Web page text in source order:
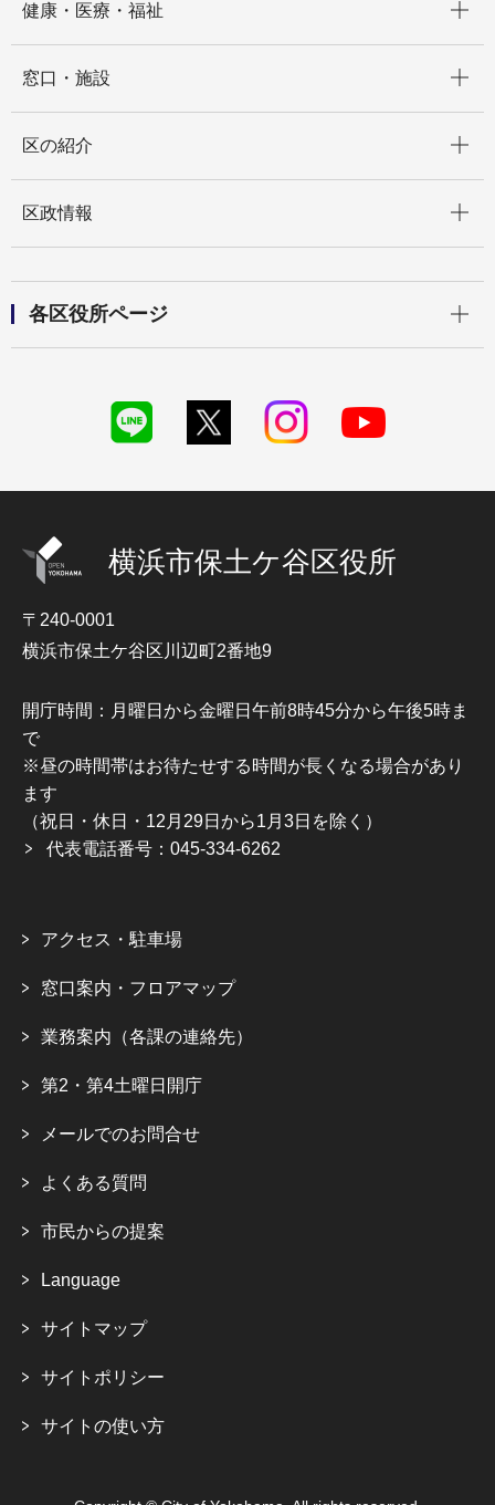
健康・医療・福祉
窓口・施設
区の紹介
区政情報
各区役所ページ
横浜市保土ケ谷区役所
〒240-0001
横浜市保土ケ谷区川辺町2番地9
開庁時間：月曜日から金曜日午前8時45分から午後5時ま
で
※昼の時間帯はお待たせする時間が長くなる場合があり
ます
（祝日・休日・12月29日から1月3日を除く）
代表電話番号：045-334-6262
アクセス・駐車場
窓口案内・フロアマップ
業務案内（各課の連絡先）
第2・第4土曜日開庁
メールでのお問合せ
よくある質問
市民からの提案
Language
サイトマップ
サイトポリシー
サイトの使い方